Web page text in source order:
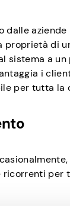
proprietà di
a
i
per tutta la
ricorrenti